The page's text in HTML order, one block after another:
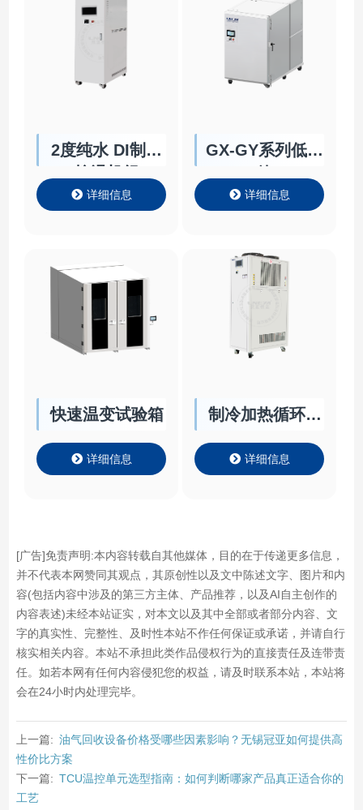
2度纯水 DI制冷
详细信息
GX-GY系列低温
详细信息
快速温变试验箱
详细信息
制冷加热循环器
详细信息
[广告]免责声明:本内容转载自其他媒体，目的在于传递更多信息，
并不代表本网赞同其观点，其原创性以及文中陈述文字、图片和内
容(包括内容中涉及的第三方主体、产品推荐，以及AI自主创作的
内容表述)未经本站证实，对本文以及其中全部或者部分内容、文
字的真实性、完整性、及时性本站不作任何保证或承诺，并请自行
核实相关内容。本站不承担此类作品侵权行为的直接责任及连带责
任。如若本网有任何内容侵犯您的权益，请及时联系本站，本站将
会在24小时内处理完毕。
上一篇: 油气回收设备价格受哪些因素影响？无锡冠亚如何提供高
性价比方案
下一篇: TCU温控单元选型指南：如何判断哪家产品真正适合你的
工艺